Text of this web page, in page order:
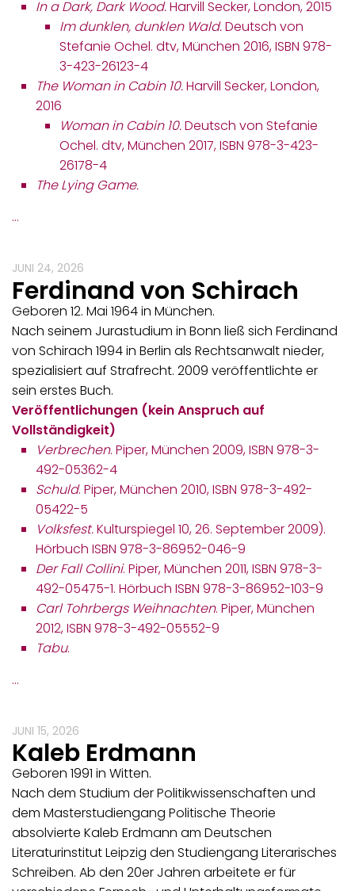
In a Dark, Dark Wood.Harvill Secker, London, 2015
Im dunklen, dunklen Wald.Deutsch von
Stefanie Ochel. dtv, München 2016, ISBN 978-
3-423-26123-4
The Woman in Cabin 10.Harvill Secker, London,
2016
Woman in Cabin 10.Deutsch von Stefanie
Ochel. dtv, München 2017, ISBN 978-3-423-
26178-4
The Lying Game.
…
JUNI 24, 2026
Ferdinand von Schirach
Geboren 12. Mai 1964 in München.
Nach seinem Jurastudium in Bonn ließ sich Ferdinand
von Schirach 1994 in Berlin als Rechtsanwalt nieder,
spezialisiert auf Strafrecht. 2009 veröffentlichte er
sein erstes Buch.
Veröffentlichungen (kein Anspruch auf
Vollständigkeit)
Verbrechen. Piper, München 2009, ISBN 978-3-
492-05362-4
Schuld. Piper, München 2010, ISBN 978-3-492-
05422-5
Volksfest.Kulturspiegel 10, 26. September 2009).
Hörbuch ISBN 978-3-86952-046-9
Der Fall Collini. Piper, München 2011, ISBN 978-3-
492-05475-1. Hörbuch ISBN 978-3-86952-103-9
Carl Tohrbergs Weihnachten. Piper, München
2012, ISBN 978-3-492-05552-9
Tabu.
…
JUNI 15, 2026
Kaleb Erdmann
Geboren 1991 in Witten.
Nach dem Studium der Politikwissenschaften und
dem Masterstudiengang Politische Theorie
absolvierte Kaleb Erdmann am Deutschen
Literaturinstitut Leipzig den Studiengang Literarisches
Schreiben. Ab den 20er Jahren arbeitete er für